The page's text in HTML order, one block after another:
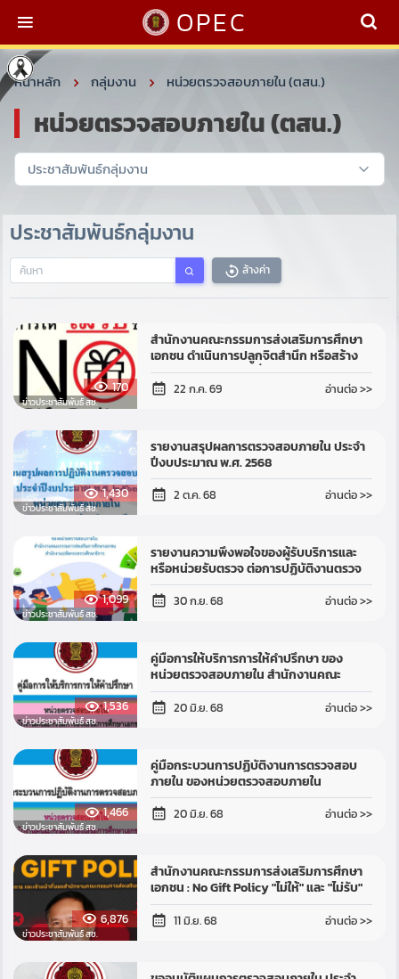
OPEC
หน้าหลัก กลุ่มงาน หน่วยตรวจสอบภายใน (ตสน.)
หน่วยตรวจสอบภายใน (ตสน.)
ประชาสัมพันธ์กลุ่มงาน
ล้างค่า
170
ข่าวประชาสัมพันธ์ สช.
สำนักงานคณะกรรมการส่งเสริมการศึกษา
เอกชน ดำเนินการปลูกจิตสำนึก หรือสร้าง
วัฒนธรรมให้เจ้าหน้าที่ ในการปฏิเสธการรับ
ของขวัญ และของกำนัลทุกชนิด จา...
22 ก.ค. 69 อ่านต่อ >>
1,430
ข่าวประชาสัมพันธ์ สช.
รายงานสรุปผลการตรวจสอบภายใน ประจำ
ปีงบประมาณ พ.ศ. 2568
2 ต.ค. 68 อ่านต่อ >>
1,099
ข่าวประชาสัมพันธ์ สช.
รายงานความพึงพอใจของผู้รับบริการและ
หรือหน่วยรับตรวจ ต่อการปฏิบัติงานตรวจ
สอบภายใน ประจำปีงบประมาณ พ.ศ. 2568
ของหน่วยตรวจสอบภายใน สำนักงานคณะ
30 ก.ย. 68 อ่านต่อ >>
1,536
ข่าวประชาสัมพันธ์ สช.
คู่มือการให้บริการการให้คำปรึกษา ของ
หน่วยตรวจสอบภายใน สำนักงานคณะ
กรรมการส่งเสริมการศึกษาเอกชน
สำนักงานปลัดกระทรวงศึกษาธิการ
20 มิ.ย. 68 อ่านต่อ >>
1,466
ข่าวประชาสัมพันธ์ สช.
คู่มือกระบวนการปฏิบัติงานการตรวจสอบ
ภายใน ของหน่วยตรวจสอบภายใน
สำนักงานคณะกรรมการส่งเสริมการศึกษา
เอกชน สำนักงานปลัดกระทรวงศึกษาธิการ
20 มิ.ย. 68 อ่านต่อ >>
6,876
ข่าวประชาสัมพันธ์ สช.
สำนักงานคณะกรรมการส่งเสริมการศึกษา
เอกชน : No Gift Policy "ไม่ให้" และ "ไม่รับ"
ของขวัญและของกำนัลทุกประเภทจากการ
ปฏิบัติหน้าที่ ประจำปี 2569
11 มิ.ย. 68 อ่านต่อ >>